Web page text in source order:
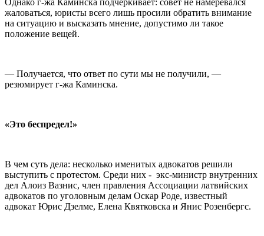
жаловаться, юристы всего лишь просили обратить внимание
на ситуацию и высказать мнение, допустимо ли такое
положение вещей.
— Получается, что ответ по сути мы не получили, —
резюмирует г-жа Каминска.
«Это беспредел!»
В чем суть дела: несколько именитых адвокатов решили
выступить с протестом. Среди них - экс-министр внутренних
дел Алоиз Вазнис, член правления Ассоциации латвийских
адвокатов по уголовным делам Оскар Роде, известный
адвокат Юрис Дзелме, Елена Квятковска и Янис Розенбергс.